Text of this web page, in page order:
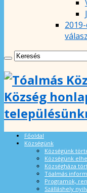
Község
Főoldal
Községünk
Községünk
Községünk
Községháza
Tóalmás
Programok,
Szálláshely